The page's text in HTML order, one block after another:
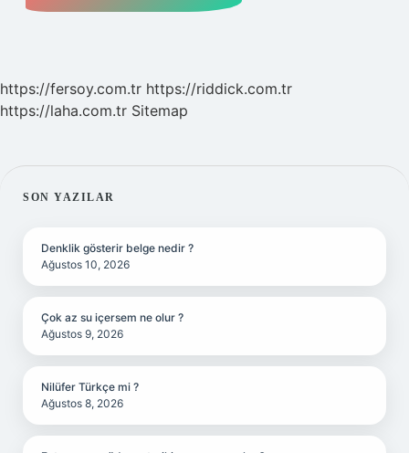
https://fersoy.com.tr https://riddick.com.tr
https://laha.com.tr Sitemap
SIDEBAR
SON YAZILAR
Denklik gösterir belge nedir ?
Ağustos 10, 2026
Çok az su içersem ne olur ?
Ağustos 9, 2026
Nilüfer Türkçe mi ?
Ağustos 8, 2026